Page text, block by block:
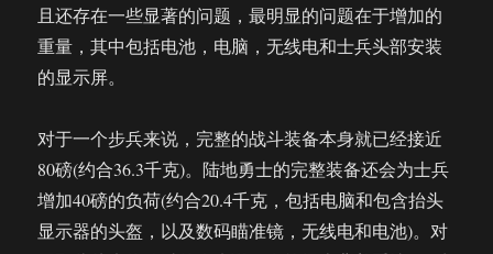
且还存在一些显著的问题，最明显的问题在于增加的
重量，其中包括电池，电脑，无线电和士兵头部安装
的显示屏。
对于一个步兵来说，完整的战斗装备本身就已经接近
80磅(约合36.3千克)。陆地勇士的完整装备还会为士兵
增加40磅的负荷(约合20.4千克，包括电脑和包含抬头
显示器的头盔，以及数码瞄准镜，无线电和电池)。对